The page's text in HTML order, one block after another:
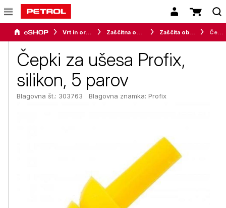
Vrt in orodje Zaščitna oprema Zaščita obraza
Čepki za ušesa Profix,
silikon, 5 parov
Blagovna št.: 303763 Blagovna znamka: Profix